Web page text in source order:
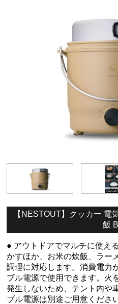
【NESTOUT】クッカー 電
飯
● アウトドアでマルチに使え
かすほか、お米の炊飯、ラー
調理に対応します。消費電力
ブル電源で使用できます。火
発生しないため、テント内や
ブル電源は別途ご用意くださ